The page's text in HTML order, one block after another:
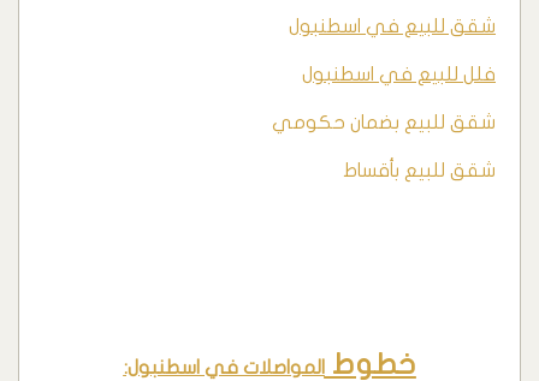
شقق للبيع في اسطنبول
فلل للبيع في اسطنبول
شقق للبيع بضمان حكومي
شقق للبيع بأقساط
خطوطالمواصلات في اسطنبول: